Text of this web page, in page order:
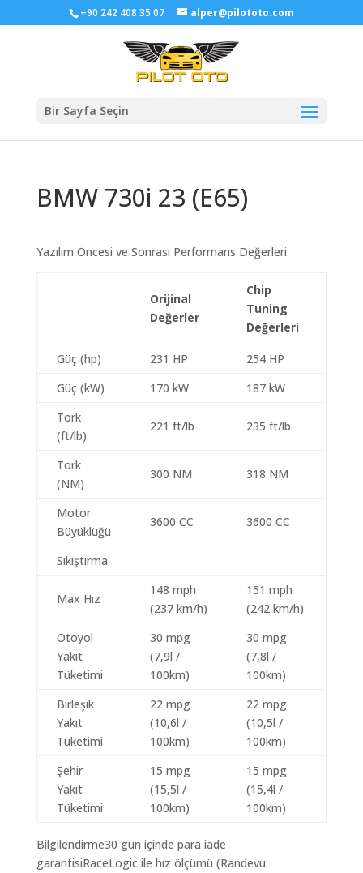
+90 242 408 35 07 alper@pilototo.com
Bir Sayfa Seçin
BMW 730i 23 (E65)
Yazılım Öncesi ve Sonrası Performans Değerleri
Orijinal
Değerler
Chip
Tuning
Değerleri
Güç (hp) 231 HP
254 HP
Güç (kW)
170 kW
187 kW
Tork
(ft/lb)
221 ft/lb 235 ft/lb
Tork
(NM)
300 NM 318 NM
Motor
Büyüklüğü
3600 CC 3600 CC
Sıkıştırma
Max Hız
148 mph
(237 km/h)
151 mph
(242 km/h)
Otoyol
Yakıt
Tüketimi
30 mpg
(7,9l /
100km)
30 mpg
(7,8l /
100km)
Birleşik
Yakıt
Tüketimi
22 mpg
(10,6l /
100km)
22 mpg
(10,5l /
100km)
Şehir
Yakıt
Tüketimi
15 mpg
(15,5l /
100km)
15 mpg
(15,4l /
100km)
Bilgilendirme30 gun içinde para iade
garantisiRaceLogic ile hız ölçümü (Randevu